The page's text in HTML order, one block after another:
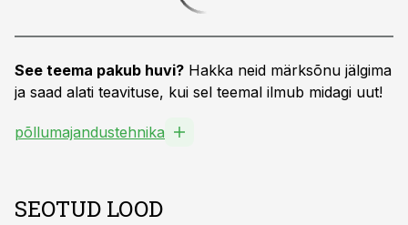
See teema pakub huvi? Hakka neid märksõnu jälgima
ja saad alati teavituse, kui sel teemal ilmub midagi uut!
põllumajandustehnika
SEOTUD LOOD